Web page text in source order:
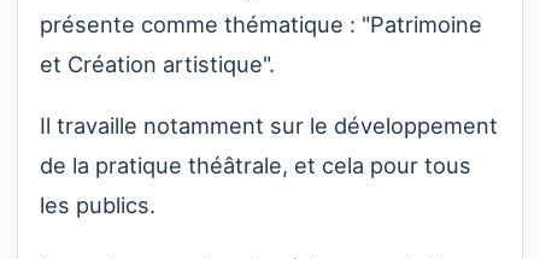
présente comme thématique : "Patrimoine
et Création artistique".
Il travaille notamment sur le développement
de la pratique théâtrale, et cela pour tous
les publics.